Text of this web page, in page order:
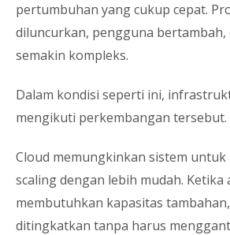
pertumbuhan yang cukup cepat.
diluncurkan, pengguna bertambah,
semakin kompleks.
Dalam kondisi seperti ini,
mengikuti perkembangan tersebut.
Cloud memungkinkan sistem untuk
scaling dengan lebih mudah. Ketika
membutuhkan kapasitas
ditingkatkan tanpa harus